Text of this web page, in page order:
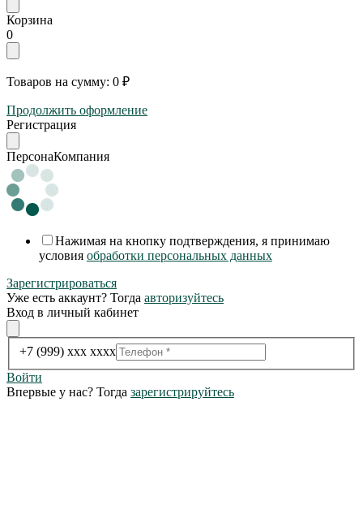
Корзина
0
Товаров на сумму: 0 ₽
Продолжить оформление
Регистрация
ПерсонаКомпания
Нажимая на кнопку подтверждения, я принимаю
условия обработки персональных данных
Зарегистрироваться
Уже есть аккаунт? Тогда авторизуйтесь
Вход в личный кабинет
+7 (999) xxx xxxx
Войти
Впервые у нас? Тогда зарегистрируйтесь